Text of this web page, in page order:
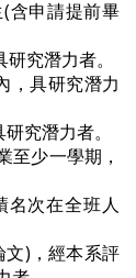
(含申請提前畢
究潛力者。
，具研究潛力
究潛力者。
至少一學期，
名次在全班人
文)，經本系評